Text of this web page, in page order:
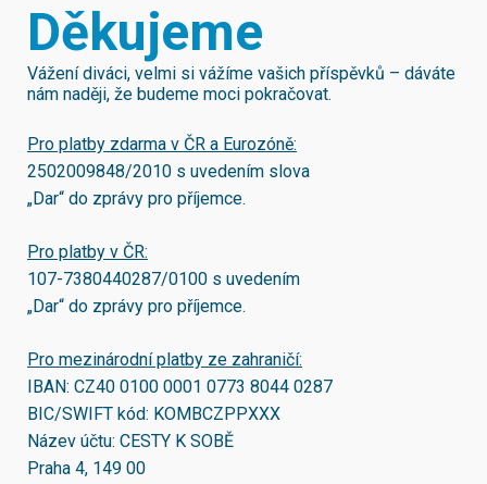
Děkujeme
Vážení diváci, velmi si vážíme vašich příspěvků – dáváte
nám naději, že budeme moci pokračovat.
Pro platby zdarma v ČR a Eurozóně:
2502009848/2010 s uvedením slova
„Dar“ do zprávy pro příjemce.
Pro platby v ČR:
107-7380440287/0100 s uvedením
„Dar“ do zprávy pro příjemce.
Pro mezinárodní platby ze zahraničí:
IBAN: CZ40 0100 0001 0773 8044 0287
BIC/SWIFT kód: KOMBCZPPXXX
Název účtu: CESTY K SOBĚ
Praha 4, 149 00